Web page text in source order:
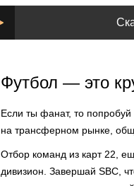
Футбол — это
Если ты фанат, то
на трансферном рынке,
Отбор команд из карт 22,
дивизион. Завершай SBC,